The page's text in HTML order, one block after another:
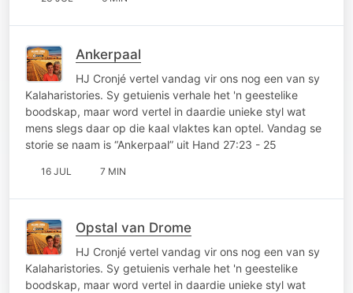
Ankerpaal
HJ Cronjé vertel vandag vir ons nog een van sy
Kalaharistories. Sy getuienis verhale het 'n geestelike
boodskap, maar word vertel in daardie unieke styl wat
mens slegs daar op die kaal vlaktes kan optel. Vandag se
storie se naam is “Ankerpaal” uit Hand 27:23 - 25
16 JUL 7 MIN
Opstal van Drome
HJ Cronjé vertel vandag vir ons nog een van sy
Kalaharistories. Sy getuienis verhale het 'n geestelike
boodskap, maar word vertel in daardie unieke styl wat